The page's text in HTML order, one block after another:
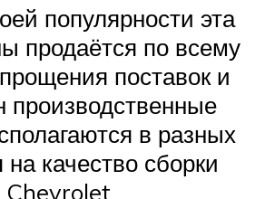
популярности эта
продаётся по всему
поставок и
производственные
в разных
на качество сборки
Chevrolet